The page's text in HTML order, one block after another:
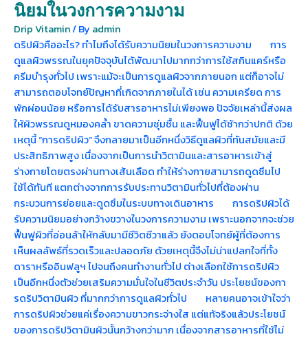
นิยมในวงการความงาม
Drip Vitamin/ By admin
ดริปผิวคืออะไร? ทำไมถึงได้รับความนิยมในวงการความงาม การ
ดูแลผิวพรรณในยุคปัจจุบันได้พัฒนาไปมากกว่าการใช้สกินแคร์หรือ
ครีมบำรุงทั่วไป เพราะแม้จะเป็นการดูแลผิวจากภายนอก แต่ก็อาจไม่
สามารถตอบโจทย์ปัญหาที่เกิดจากภายในได้ เช่น ความเครียด การ
พักผ่อนน้อย หรือการได้รับสารอาหารไม่เพียงพอ ปัจจัยเหล่านี้ส่งผล
ให้ผิวพรรณดูหมองคล้ำ ขาดความชุ่มชื้น และฟื้นฟูได้ช้ากว่าปกติ ด้วย
เหตุนี้ “การดริปผิว” จึงกลายมาเป็นอีกหนึ่งวิธีดูแลผิวที่ทันสมัยและมี
ประสิทธิภาพสูง เนื่องจากเป็นการนำวิตามินและสารอาหารเข้าสู่
ร่างกายโดยตรงผ่านทางเส้นเลือด ทำให้ร่างกายสามารถดูดซึมไป
ใช้ได้ทันที แตกต่างจากการรับประทานวิตามินทั่วไปที่ต้องผ่าน
กระบวนการย่อยและดูดซึมในระบบทางเดินอาหาร การดริปผิวได้
รับความนิยมอย่างกว้างขวางในวงการความงาม เพราะนอกจากจะช่วย
ฟื้นฟูผิวที่อ่อนล้าให้กลับมามีชีวิตชีวาแล้ว ยังตอบโจทย์ผู้ที่ต้องการ
เห็นผลลัพธ์ที่รวดเร็วและปลอดภัย ด้วยเหตุนี้จึงไม่น่าแปลกใจที่ทั้ง
ดาราหรืออินฟลูฯ ไปจนถึงคนทำงานทั่วไป ต่างเลือกใช้การดริปผิว
เป็นอีกหนึ่งตัวช่วยเสริมความมั่นใจในชีวิตประจำวัน ประโยชน์ของกา
รดริปวิตามินผิว ที่มากกว่าการดูแลผิวทั่วไป หลายคนอาจเข้าใจว่า
การดริปผิวช่วยแค่เรื่องความขาวกระจ่างใส แต่แท้จริงแล้วประโยชน์
ของการดริปวิตามินผิวนั้นกว้างกว่ามาก เนื่องจากสารอาหารที่ใช้ไม่